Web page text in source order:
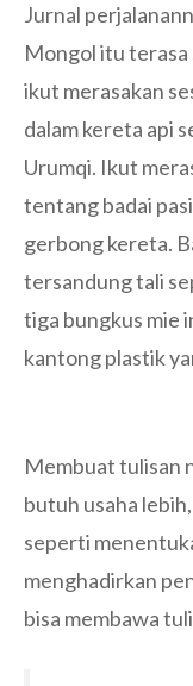
Jurnal
Mongol itu terasa
ikut merasakan
dalam kereta api
Urumqi. Ikut
tentang badai
gerbong kereta.
tersandung tali
tiga bungkus mie
kantong plastik
Membuat tulisan
butuh usaha
seperti
menghadirkan
bisa membawa